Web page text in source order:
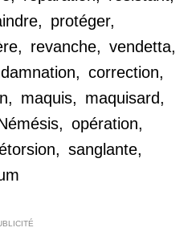
, protéger,
, revanche, vendetta,
, correction,
, maquis, maquisard,
, opération,
, sanglante,